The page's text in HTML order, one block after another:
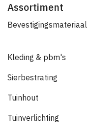
Assortiment
Bevestigingsmateriaal
Kleding & pbm's
Sierbestrating
Tuinhout
Tuinverlichting